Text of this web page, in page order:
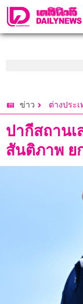
ข่าว ต่างประเ
ปากีสถานเ
สันติภาพ ย